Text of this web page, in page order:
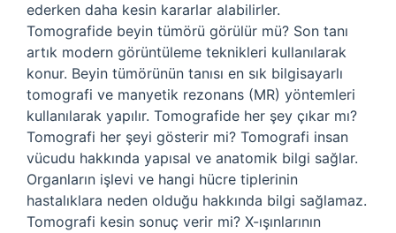
ederken daha kesin kararlar alabilirler.
Tomografide beyin tümörü görülür mü? Son tanı
artık modern görüntüleme teknikleri kullanılarak
konur. Beyin tümörünün tanısı en sık bilgisayarlı
tomografi ve manyetik rezonans (MR) yöntemleri
kullanılarak yapılır. Tomografide her şey çıkar mı?
Tomografi her şeyi gösterir mi? Tomografi insan
vücudu hakkında yapısal ve anatomik bilgi sağlar.
Organların işlevi ve hangi hücre tiplerinin
hastalıklara neden olduğu hakkında bilgi sağlamaz.
Tomografi kesin sonuç verir mi? X-ışınlarının